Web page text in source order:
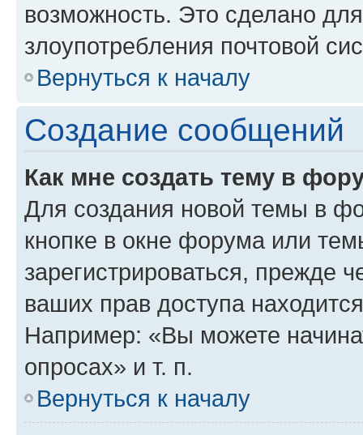
возможность. Это сделано
злоупотребления почтовой
Вернуться к началу
Создание сообщений
Как мне создать тему в
Для создания новой темы в
кнопке в окне форума или
зарегистрироваться, прежде
ваших прав доступа
Например: «Вы можете
опросах» и т. п.
Вернуться к началу